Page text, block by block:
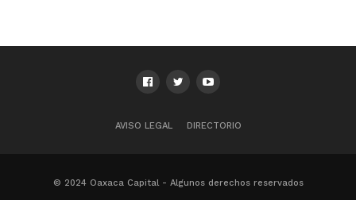
AVISO LEGAL DIRECTORIO
© 2024 Oaxaca Capital - Algunos derechos reservados